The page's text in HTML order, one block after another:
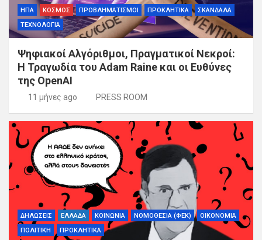
ΗΠΑ ΚΟΣΜΟΣ ΠΡΟΒΛΗΜΑΤΙΣΜΟΙ ΠΡΟΚΛΗΤΙΚΑ
ΣΚΑΝΔΑΛΑ
ΤΕΧΝΟΛΟΓΙΑ
Ψηφιακοί Αλγόριθμοι, Πραγματικοί Νεκροί:
Η Τραγωδία του Adam Raine και οι Ευθύνες
της OpenAI
11 μήνες ago PRESS ROOM
ΔΗΛΩΣΕΙΣ ΕΛΛΑΔΑ ΚΟΙΝΩΝΙΑ ΝΟΜΟΘΕΣΙΑ (ΦΕΚ)
ΟΙΚΟΝΟΜΙΑ
ΠΟΛΙΤΙΚΗ
ΠΡΟΚΛΗΤΙΚΑ